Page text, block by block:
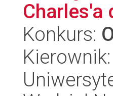
Charles'a
Konkurs: